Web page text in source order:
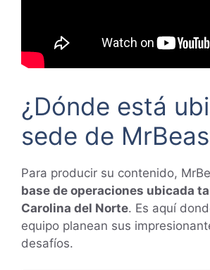
¿Dónde está
sede de
Para producir su contenido,
base de operaciones ubicada
Carolina del Norte. Es aquí
equipo planean sus
desafíos.